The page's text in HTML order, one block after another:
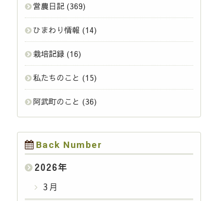
営農日記(369)
ひまわり情報 (14)
栽培記録(16)
私たちのこと (15)
阿武町のこと (36)
Back Number
2026年
3月